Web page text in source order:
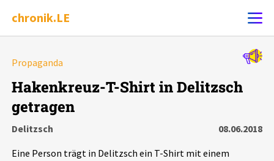
chronik.LE
Chronik
Propaganda
Hakenkreuz-T-Shirt in Delitzsch
getragen
Delitzsch
08.06.2018
Eine Person trägt in Delitzsch ein T-Shirt mit einem
Alle Ereignisse
Ereignisse
Ereignisse